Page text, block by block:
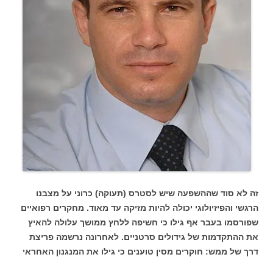
זה לא סוד שההשפעה שיש לסטרס (תעוקה) כרוני על מצבנו
הרגשי והפיזיולוגי יכולה להיות מזיקה עד מאוד. מחקרים רפואיים
שפורסמו בעבר אף גילו כי חשיפה ללחץ ממושך עלולה להאיץ
את ההתקדמות של גידולים סרטניים. לאחרונה נרשמה פריצת
דרך של ממש: חוקרים מסין טוענים כי גילו את המנגנון האחראי